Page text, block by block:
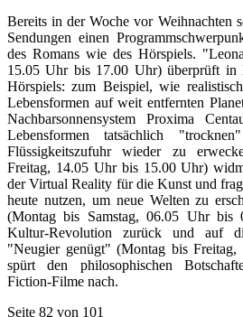
Bereits in der Woche vor Weihnachten
Sendungen einen
des Romans wie des Hörspiels.
15.05 Uhr bis 17.00 Uhr) überprüft in
Hörspiels: zum Beispiel, wie
Lebensformen auf weit entfernten
Nachbarsonnensystem Proxima
Lebensformen tatsächlich
Flüssigkeitszufuhr wieder zu
Freitag, 14.05 Uhr bis 15.00 Uhr)
der Virtual Reality für die Kunst und
heute nutzen, um neue Welten zu
(Montag bis Samstag, 06.05 Uhr
Kultur-Revolution zurück und auf
"Neugier genügt" (Montag bis
spürt den philosophischen
Fiction-Filme nach.
Seite 82 von 101